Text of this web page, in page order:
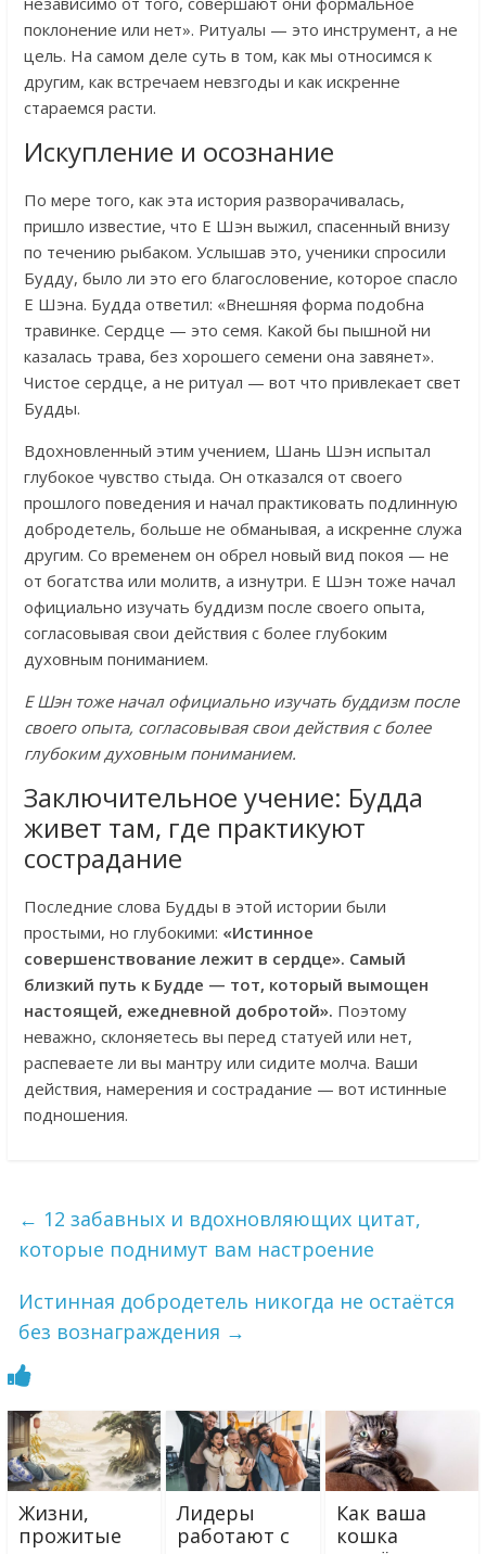
поклонение или нет». Ритуалы — это инструмент, а не
цель. На самом деле суть в том, как мы относимся к
другим, как встречаем невзгоды и как искренне
стараемся расти.
Искупление и осознание
По мере того, как эта история разворачивалась,
пришло известие, что Е Шэн выжил, спасенный внизу
по течению рыбаком. Услышав это, ученики спросили
Будду, было ли это его благословение, которое спасло
Е Шэна. Будда ответил: «Внешняя форма подобна
травинке. Сердце — это семя. Какой бы пышной ни
казалась трава, без хорошего семени она завянет».
Чистое сердце, а не ритуал — вот что привлекает свет
Будды.
Вдохновленный этим учением, Шань Шэн испытал
глубокое чувство стыда. Он отказался от своего
прошлого поведения и начал практиковать подлинную
добродетель, больше не обманывая, а искренне служа
другим. Со временем он обрел новый вид покоя — не
от богатства или молитв, а изнутри. Е Шэн тоже начал
официально изучать буддизм после своего опыта,
согласовывая свои действия с более глубоким
духовным пониманием.
Е Шэн тоже начал официально изучать буддизм после
своего опыта, согласовывая свои действия с более
глубоким духовным пониманием.
Заключительное учение: Будда
живет там, где практикуют
сострадание
Последние слова Будды в этой истории были
простыми, но глубокими: «Истинное
совершенствование лежит в сердце». Самый
близкий путь к Будде — тот, который вымощен
настоящей, ежедневной добротой». Поэтому
неважно, склоняетесь вы перед статуей или нет,
распеваете ли вы мантру или сидите молча. Ваши
действия, намерения и сострадание — вот истинные
подношения.
← 12 забавных и вдохновляющих цитат,
которые поднимут вам настроение
Истинная добродетель никогда не остаётся
без вознаграждения →
Жизни,
прожитые
Лидеры
работают с
Как ваша
кошка